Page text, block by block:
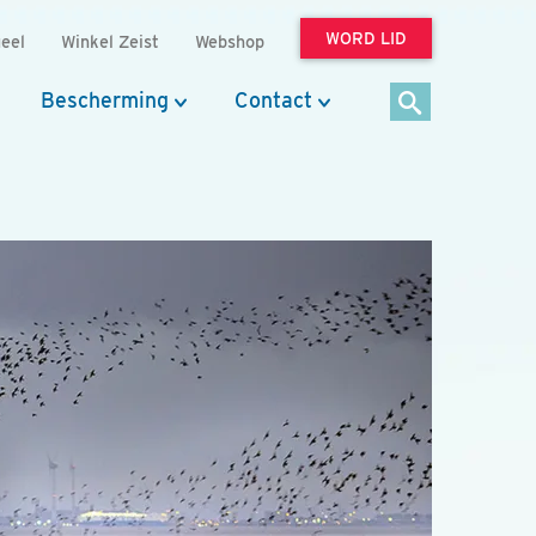
Winkel Zeist Webshop WORD LID
Bescherming Contact